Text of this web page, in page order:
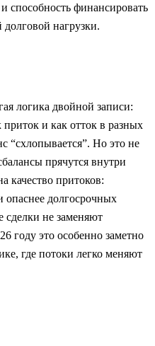
способность финансировать
нагрузки.
логика двойной записи:
приток и как отток в разных
“схлопывается”. Но это не
прячутся внутри
качество притоков:
опаснее долгосрочных
сделки не заменяют
году это особенно заметно
где потоки легко меняют